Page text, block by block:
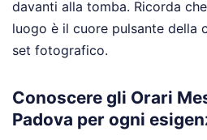
davanti alla tomba. Ricorda
luogo è il cuore pulsante della
set fotografico.
Conoscere gli Orari
Padova per ogni